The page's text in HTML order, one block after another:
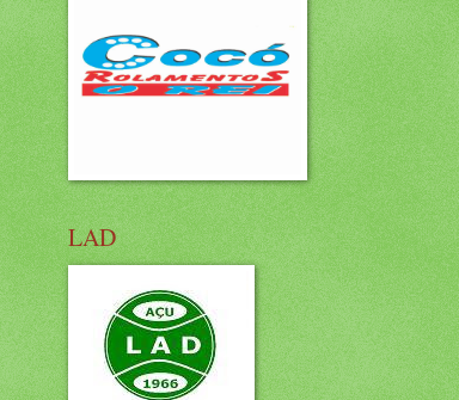
LAD